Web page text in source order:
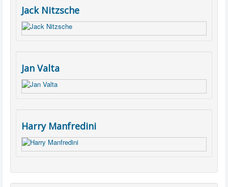
Jack Nitzsche
Jan Valta
Harry Manfredini